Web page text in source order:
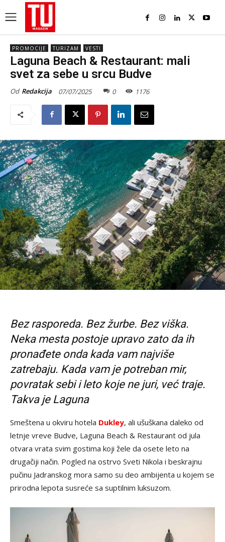
PROMOCIJE TURIZAM VESTI
Laguna Beach & Restaurant: mali
svet za sebe u srcu Budve
Od Redakcija 07/07/2025 0 1176
Bez rasporeda. Bez žurbe. Bez viška.
Neka mesta postoje upravo zato da ih
pronađete onda kada vam najviše
zatrebaju. Kada vam je potreban mir,
povratak sebi i leto koje ne juri, već traje.
Takva je Laguna
Smeštena u okviru hotela Dukley, ali ušuškana daleko od
letnje vreve Budve, Laguna Beach & Restaurant od jula
otvara vrata svim gostima koji žele da osete leto na
drugačiji način. Pogled na ostrvo Sveti Nikola i beskrajnu
pučinu Jadranskog mora samo su deo ambijenta u kojem se
prirodna lepota susreće sa suptilnim luksuzom.